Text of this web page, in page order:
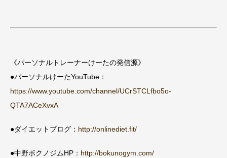
《パーソナルトレーナーけーたの発信源》
●パーソナルけーたYouTube：
https://www.youtube.com/channel/UCrSTCLfbo5o-
QTA7ACeXvxA
●ダイエットブログ： http://onlinediet.fit/
●中野ボクノジムHP： http://bokunogym.com/